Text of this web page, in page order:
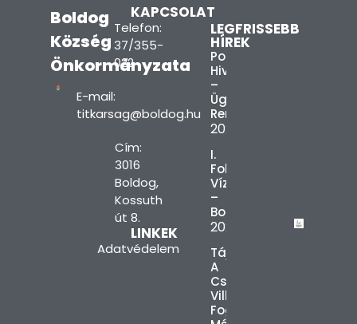
Boldog
Község
Önkormányzata
KAPCSOLAT
Telefon:
37/355-
022
E-mail:
titkarsag@boldog.hu
Cím:
3016
Boldog,
Kossuth
út 8.
LINKEK
Adatvédelem
LEGFRISSEBB
HÍREK
Polgármesteri
Hivatal
–
Ügyfélfogadási
Rend
2026.08.03.
I.
Fokú
Vízkorlátozás
–
Boldog
2026.08.03.
Tájékoztatás
A
Csúcsidőszaki
Villamosenergia-
Fogyasztás